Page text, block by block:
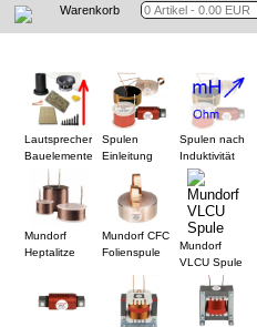
Warenkorb
Lautsprecher
Bauelemente
Spulen
Einleitung
Spulen nach
Induktivität
Mundorf
Heptalitze
Mundorf CFC
Folienspule
Mundorf
VLCU Spule